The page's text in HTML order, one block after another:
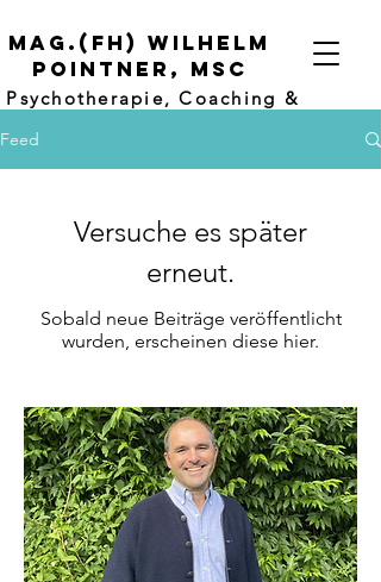
mag.(FH) Wilhelm
Pointner, msc
Psychotherapie, Coaching &
Feed
Versuche es später
erneut.
Sobald neue Beiträge veröffentlicht
wurden, erscheinen diese hier.